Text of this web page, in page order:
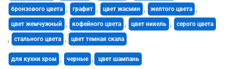
бронзового цвета , графит , цвет жасмин , желтого цвета ,
цвет жемчужный , кофейного цвета , цвет никель , серого цвета
, стального цвета , цвет темная скала
для кухни хром , черные , цвет шампань